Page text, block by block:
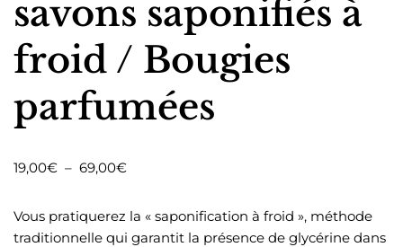
savons saponifiés à
froid / Bougies
parfumées
19,00€ – 69,00€
Vous pratiquerez la « saponification à froid », méthode
traditionnelle qui garantit la présence de glycérine dans